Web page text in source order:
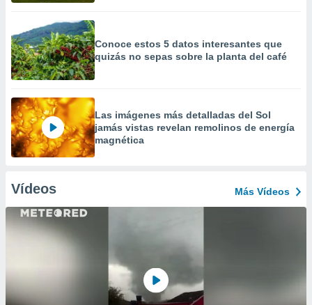
Conoce estos 5 datos interesantes que
quizás no sepas sobre la planta del café
Las imágenes más detalladas del Sol
jamás vistas revelan remolinos de energía
magnética
Vídeos Más Vídeos